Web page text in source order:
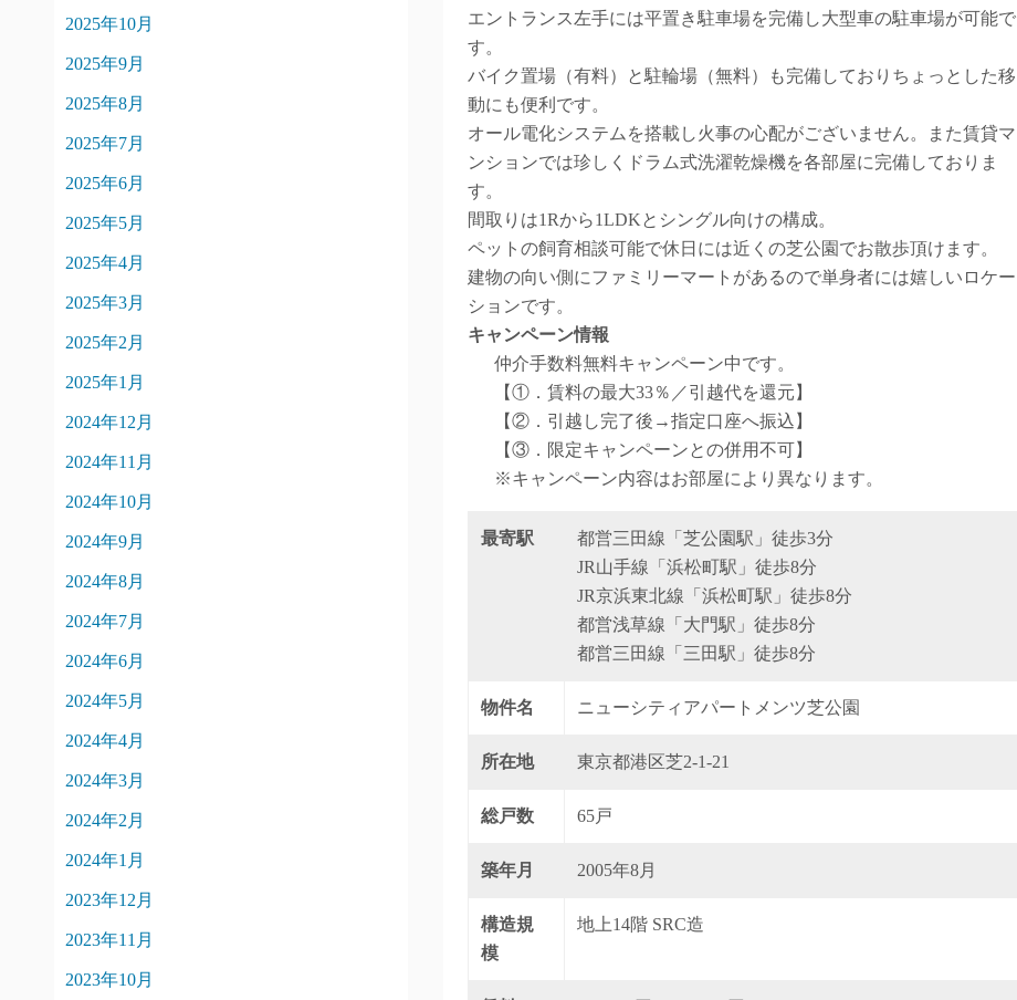
エントランス左手には平置き駐車場を完備し大型車の駐車場が可能で
す。
バイク置場（有料）と駐輪場（無料）も完備しておりちょっとした移
動にも便利です。
オール電化システムを搭載し火事の心配がございません。また賃貸マ
ンションでは珍しくドラム式洗濯乾燥機を各部屋に完備しておりま
す。
間取りは1Rから1LDKとシングル向けの構成。
ペットの飼育相談可能で休日には近くの芝公園でお散歩頂けます。
建物の向い側にファミリーマートがあるので単身者には嬉しいロケー
ションです。
キャンペーン情報
仲介手数料無料キャンペーン中です。
【①．賃料の最大33％／引越代を還元】
【②．引越し完了後→指定口座へ振込】
【③．限定キャンペーンとの併用不可】
※キャンペーン内容はお部屋により異なります。
最寄駅
都営三田線「芝公園駅」徒歩3分
JR山手線「浜松町駅」徒歩8分
JR京浜東北線「浜松町駅」徒歩8分
都営浅草線「大門駅」徒歩8分
都営三田線「三田駅」徒歩8分
物件名 ニューシティアパートメンツ芝公園
所在地 東京都港区芝2-1-21
総戸数 65戸
築年月 2005年8月
構造規
模
地上14階 SRC造
2025年10月
2025年9月
2025年8月
2025年7月
2025年6月
2025年5月
2025年4月
2025年3月
2025年2月
2025年1月
2024年12月
2024年11月
2024年10月
2024年9月
2024年8月
2024年7月
2024年6月
2024年5月
2024年4月
2024年3月
2024年2月
2024年1月
2023年12月
2023年11月
2023年10月